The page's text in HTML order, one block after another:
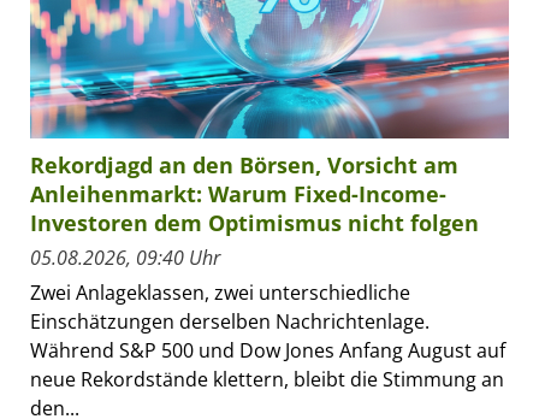
Rekordjagd an den Börsen, Vorsicht am
Anleihenmarkt: Warum Fixed-Income-
Investoren dem Optimismus nicht folgen
05.08.2026, 09:40 Uhr
Zwei Anlageklassen, zwei unterschiedliche
Einschätzungen derselben Nachrichtenlage.
Während S&P 500 und Dow Jones Anfang August auf
neue Rekordstände klettern, bleibt die Stimmung an
den...